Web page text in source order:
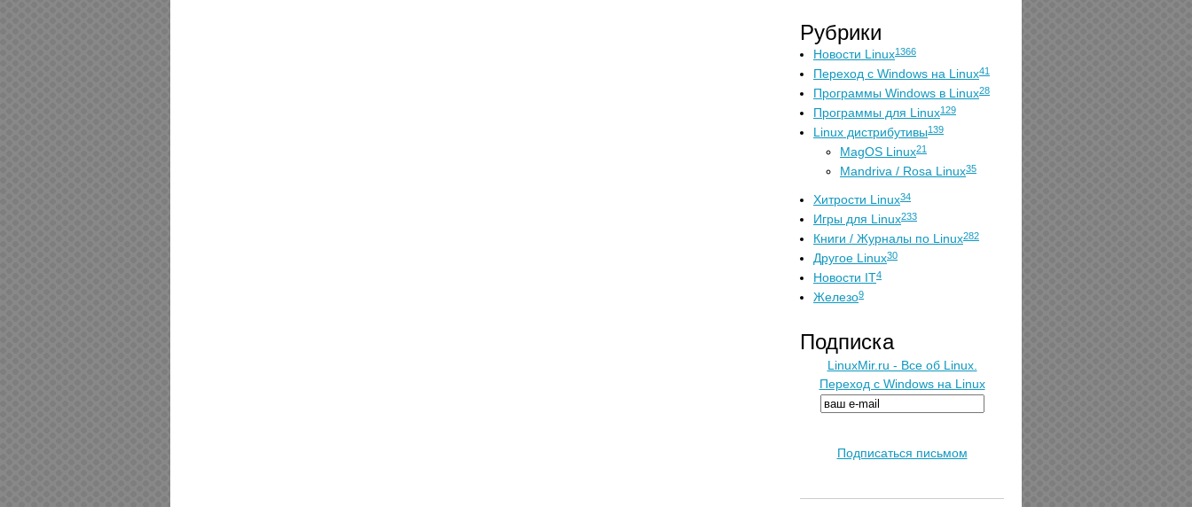
Рубрики
Новости Linux1366
Переход с Windows на Linux41
Программы Windows в Linux28
Программы для Linux129
Linux дистрибутивы139
MagOS Linux21
Mandriva / Rosa Linux35
Хитрости Linux34
Игры для Linux233
Книги / Журналы по Linux282
Другое Linux30
Новости IT4
Железо9
Подписка
LinuxMir.ru - Все об Linux.
Переход с Windows на Linux
Подписаться письмом